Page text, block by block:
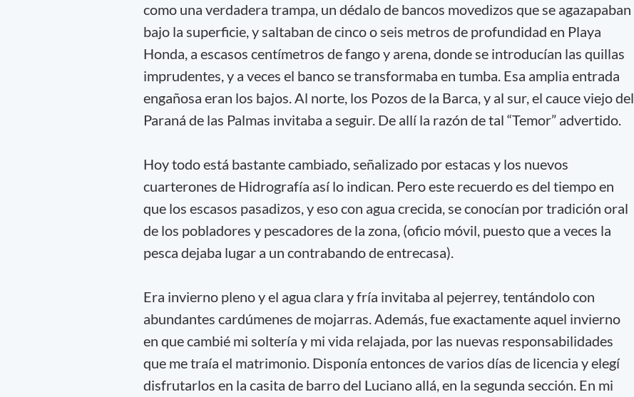
como una verdadera trampa, un dédalo de bancos movedizos que se agazapaban
bajo la superficie, y saltaban de cinco o seis metros de profundidad en Playa
Honda, a escasos centímetros de fango y arena, donde se introducían las quillas
imprudentes, y a veces el banco se transformaba en tumba. Esa amplia entrada
engañosa eran los bajos. Al norte, los Pozos de la Barca, y al sur, el cauce viejo del
Paraná de las Palmas invitaba a seguir. De allí la razón de tal “Temor” advertido.
Hoy todo está bastante cambiado, señalizado por estacas y los nuevos
cuarterones de Hidrografía así lo indican. Pero este recuerdo es del tiempo en
que los escasos pasadizos, y eso con agua crecida, se conocían por tradición oral
de los pobladores y pescadores de la zona, (oficio móvil, puesto que a veces la
pesca dejaba lugar a un contrabando de entrecasa).
Era invierno pleno y el agua clara y fría invitaba al pejerrey, tentándolo con
abundantes cardúmenes de mojarras. Además, fue exactamente aquel invierno
en que cambié mi soltería y mi vida relajada, por las nuevas responsabilidades
que me traía el matrimonio. Disponía entonces de varios días de licencia y elegí
disfrutarlos en la casita de barro del Luciano allá, en la segunda sección. En mi